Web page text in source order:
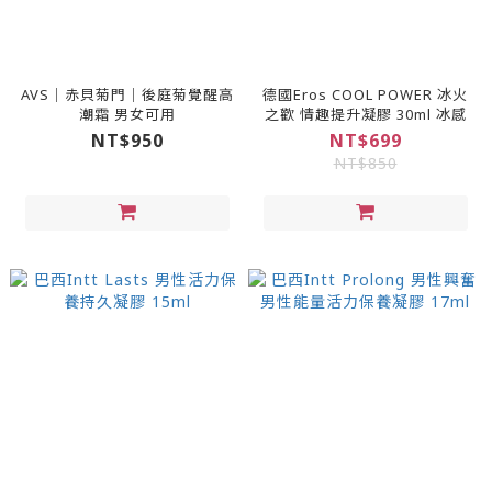
AVS｜赤貝菊門｜後庭菊覺醒高
潮霜 男女可用
NT$950
德國Eros COOL POWER 冰火
之歡 情趣提升凝膠 30ml 冰感
NT$699
NT$850